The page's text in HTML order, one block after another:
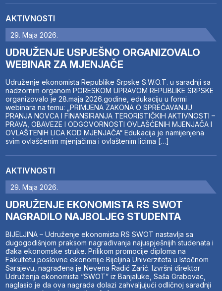
AKTIVNOSTI
29. Maja 2026.
UDRUŽENJE USPJEŠNO ORGANIZOVALO
WEBINAR ZA MJENJAČE
Udruženje ekonomista Republike Srpske S.W.O.T. u saradnji sa
nadzornim organom PORESKOM UPRAVOM REPUBLIKE SRPSKE
organizovalo je 28.maja 2026.godine, edukaciju u formi
webinara na temu: „PRIMJENA ZAKONA O SPREČAVANJU
PRANJA NOVCA I FINANSIRANJA TERORISTIČKIH AKTIVNOSTI –
PRAVA, OBAVEZE I ODGOVORNOSTI OVLAŠĆENIH MJENJAČA I
OVLAŠTENIH LICA KOD MJENJAČA“ Edukacija je namijenjena
svim ovlašćenim mjenjačima i ovlaštenim licima […]
AKTIVNOSTI
29. Maja 2026.
UDRUŽENJE EKONOMISTA RS SWOT
NAGRADILO NAJBOLJEG STUDENTA
BIJELJINA – Udruženje ekonomista RS SWOT nastavlja sa
dugogodišnjom praksom nagrađivanja najuspješnijih studenata i
đaka ekonomske struke. Prilikom promocije diploma na
Fakultetu poslovne ekonomije Bijeljina Univerziteta u Istočnom
Sarajevu, nagrađena je Nevena Radić Zarić. Izvršni direktor
Udruženja ekonomista “SWOT” iz Banjaluke, Saša Grabovac,
naglasio je da ova nagrada dolazi zahvaljujući odličnoj saradnji